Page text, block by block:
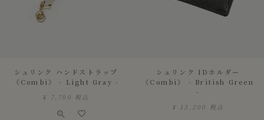
シュリンク ハンドストラップ
《Combi》 - Light Gray -
¥ 7,700 税込
シュリンク IDホルダー
《Combi》 - British Green
-
¥ 13,200 税込